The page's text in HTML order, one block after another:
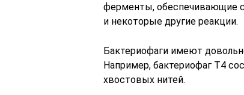
ферменты, обеспечивающие
и некоторые другие реакции.
Бактериофаги имеют
Например, бактериофаг Т4
хвостовых нитей.